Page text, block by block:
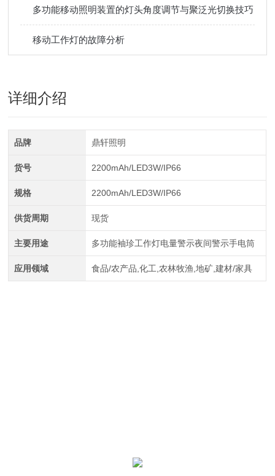
多功能移动照明装置的灯头角度调节与聚泛光切换技巧
移动工作灯的故障分析
详细介绍
品牌 鼎轩照明
货号 2200mAh/LED3W/IP66
规格 2200mAh/LED3W/IP66
供货周期 现货
主要用途 多功能袖珍工作灯电量警示夜间警示手电筒
应用领域 食品/农产品,化工,农林牧渔,地矿,建材/家具